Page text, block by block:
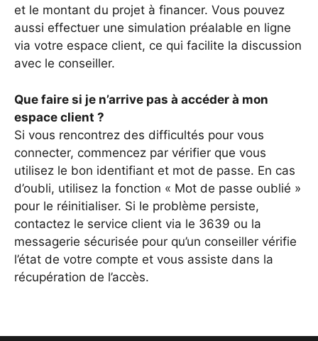
et le montant du projet à financer. Vous pouvez
aussi effectuer une simulation préalable en ligne
via votre espace client, ce qui facilite la discussion
avec le conseiller.
Que faire si je n’arrive pas à accéder à mon
espace client ?
Si vous rencontrez des difficultés pour vous
connecter, commencez par vérifier que vous
utilisez le bon identifiant et mot de passe. En cas
d’oubli, utilisez la fonction « Mot de passe oublié »
pour le réinitialiser. Si le problème persiste,
contactez le service client via le 3639 ou la
messagerie sécurisée pour qu’un conseiller vérifie
l’état de votre compte et vous assiste dans la
récupération de l’accès.